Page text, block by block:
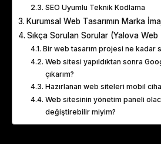
SEO Uyumlu Teknik Kodlama
Kurumsal Web Tasarımın Marka
Sıkça Sorulan Sorular (Yalova Web
Bir web tasarım projesi ne kadar
Web sitesi yapıldıktan sonra
çıkarım?
Hazırlanan web siteleri mobil
Web sitesinin yönetim paneli
değiştirebilir miyim?